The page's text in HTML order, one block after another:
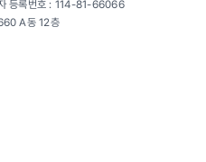
등록번호 : 114-81-66066
A동 12층